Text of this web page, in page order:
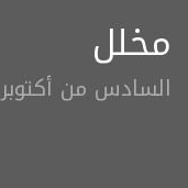
مخلل
السادس من أكتوبر